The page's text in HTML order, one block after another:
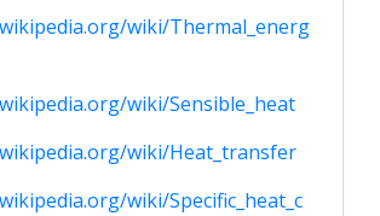
wiki/Thermal_energ
wiki/Sensible_heat
wiki/Heat_transfer
wiki/Specific_heat_c